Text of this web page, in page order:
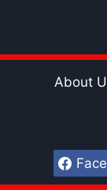
About